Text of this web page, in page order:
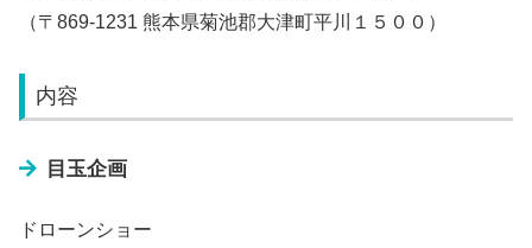
（〒869-1231 熊本県菊池郡大津町平川１５００）
内容
目玉企画
ドローンショー